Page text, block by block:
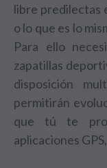
libre predilectas
o lo que es lo
Para ello
zapatillas
disposición
permitirán
que tú te
aplicaciones